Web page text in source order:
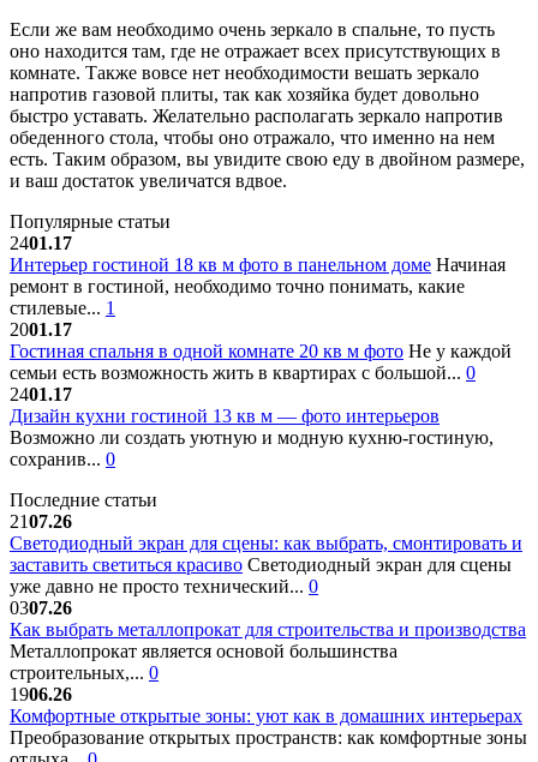
Если же вам необходимо очень зеркало в спальне, то пусть
оно находится там, где не отражает всех присутствующих в
комнате. Также вовсе нет необходимости вешать зеркало
напротив газовой плиты, так как хозяйка будет довольно
быстро уставать. Желательно располагать зеркало напротив
обеденного стола, чтобы оно отражало, что именно на нем
есть. Таким образом, вы увидите свою еду в двойном размере,
и ваш достаток увеличатся вдвое.
Популярные статьи
2401.17
Интерьер гостиной 18 кв м фото в панельном доме Начиная
ремонт в гостиной, необходимо точно понимать, какие
стилевые... 1
2001.17
Гостиная спальня в одной комнате 20 кв м фото Не у каждой
семьи есть возможность жить в квартирах с большой... 0
2401.17
Дизайн кухни гостиной 13 кв м — фото интерьеров
Возможно ли создать уютную и модную кухню-гостиную,
сохранив... 0
Последние статьи
2107.26
Светодиодный экран для сцены: как выбрать, смонтировать и
заставить светиться красиво Светодиодный экран для сцены
уже давно не просто технический... 0
0307.26
Как выбрать металлопрокат для строительства и производства
Металлопрокат является основой большинства
строительных,... 0
1906.26
Комфортные открытые зоны: уют как в домашних интерьерах
Преобразование открытых пространств: как комфортные зоны